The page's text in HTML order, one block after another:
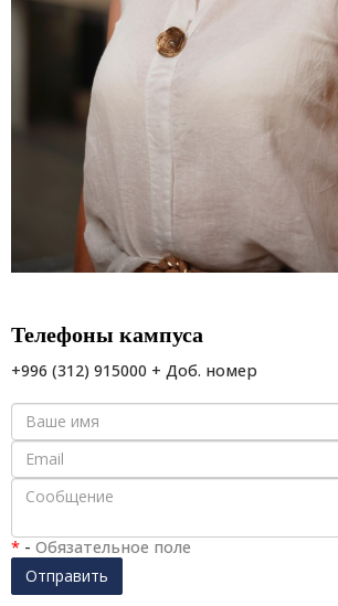
Телефоны кампуса
+996 (312) 915000 + Доб. номер
* - Обязательное поле
Отправить